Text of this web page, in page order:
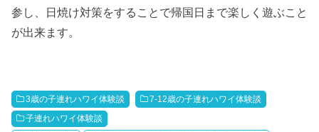
参し、日焼け対策をすることで帰国日まで楽しく遊ぶこと
が出来ます。
3歳の子連れハワイ体験談
7-12歳の子連れハワイ体験談
子連れハワイ体験談